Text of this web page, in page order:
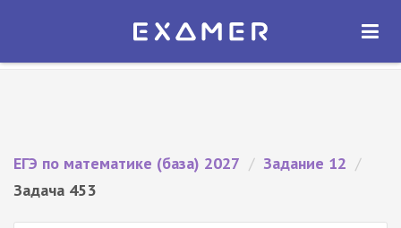
Экзамер — ЕГЭ 2027
ОТКРЫТЬ
ЕГЭ по математике (база) 2027 / Задание 12 /
Задача 453